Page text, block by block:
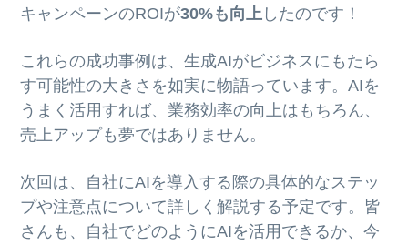
キャンペーンのROIが30%も向上 したのです！
これらの成功事例は、生成AIがビジネスにもたら
す可能性の大きさを如実に物語っています。AIを
うまく活用すれば、業務効率の向上はもちろん、
売上アップも夢ではありません。
次回は、自社にAIを導入する際の具体的なステッ
プや注意点について詳しく解説する予定です。皆
さんも、自社でどのようにAIを活用できるか、今